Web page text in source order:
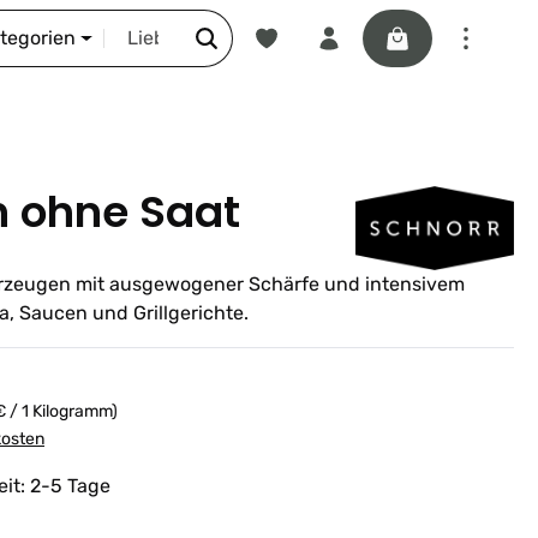
SCHNORR-STORY
Du hast 0 Produkte auf dem
Warenkorb
ohne Saat
mit ausgewogener Schärfe und intensivem
Saucen und Grillgerichte.
/ 1 Kilogramm)
2-5 Tage